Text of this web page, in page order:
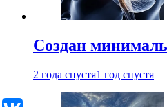
Создан
2 года спустя1 год спустя